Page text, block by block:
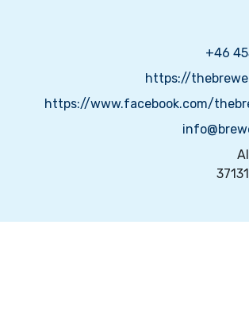
+46
https://
https://www.facebook.com/